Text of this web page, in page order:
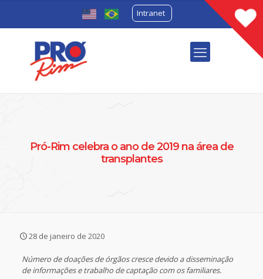
Intranet
Pró-Rim celebra o ano de 2019 na área de
transplantes
28 de janeiro de 2020
Número de doações de órgãos cresce devido a disseminação
de informações e trabalho de captação com os familiares.